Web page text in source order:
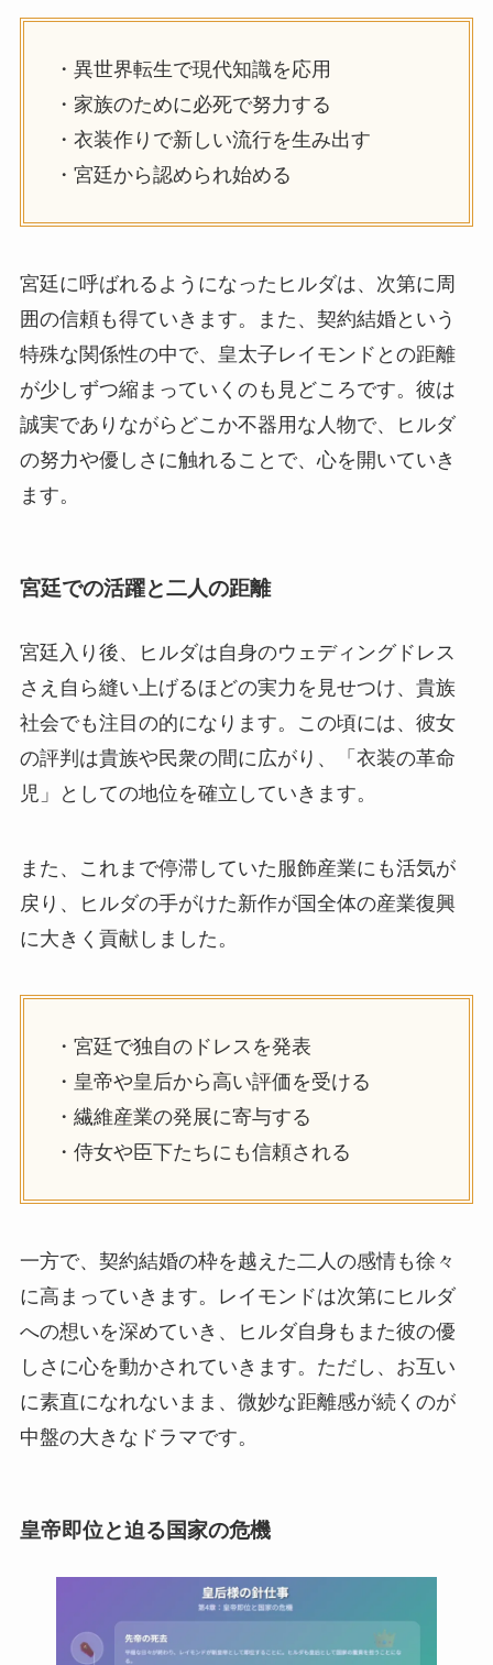
・異世界転生で現代知識を応用
・家族のために必死で努力する
・衣装作りで新しい流行を生み出す
・宮廷から認められ始める
宮廷に呼ばれるようになったヒルダは、次第に周
囲の信頼も得ていきます。また、契約結婚という
特殊な関係性の中で、皇太子レイモンドとの距離
が少しずつ縮まっていくのも見どころです。彼は
誠実でありながらどこか不器用な人物で、ヒルダ
の努力や優しさに触れることで、心を開いていき
ます。
宮廷での活躍と二人の距離
宮廷入り後、ヒルダは自身のウェディングドレス
さえ自ら縫い上げるほどの実力を見せつけ、貴族
社会でも注目の的になります。この頃には、彼女
の評判は貴族や民衆の間に広がり、「衣装の革命
児」としての地位を確立していきます。
また、これまで停滞していた服飾産業にも活気が
戻り、ヒルダの手がけた新作が国全体の産業復興
に大きく貢献しました。
・宮廷で独自のドレスを発表
・皇帝や皇后から高い評価を受ける
・繊維産業の発展に寄与する
・侍女や臣下たちにも信頼される
一方で、契約結婚の枠を越えた二人の感情も徐々
に高まっていきます。レイモンドは次第にヒルダ
への想いを深めていき、ヒルダ自身もまた彼の優
しさに心を動かされていきます。ただし、お互い
に素直になれないまま、微妙な距離感が続くのが
中盤の大きなドラマです。
皇帝即位と迫る国家の危機